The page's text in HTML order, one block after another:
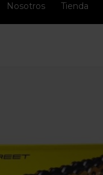
Nosotros Tienda